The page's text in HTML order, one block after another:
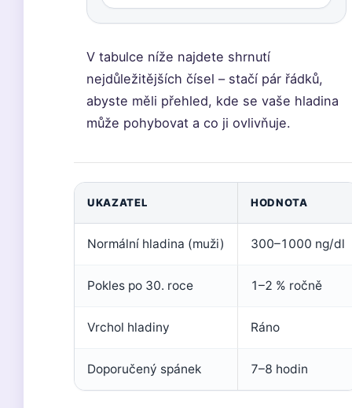
V tabulce níže najdete shrnutí
nejdůležitějších čísel – stačí pár řádků,
abyste měli přehled, kde se vaše hladina
může pohybovat a co ji ovlivňuje.
UKAZATEL HODNOTA
Normální hladina (muži) 300–1000 ng/dl
Pokles po 30. roce 1–2 % ročně
Vrchol hladiny Ráno
Doporučený spánek 7–8 hodin